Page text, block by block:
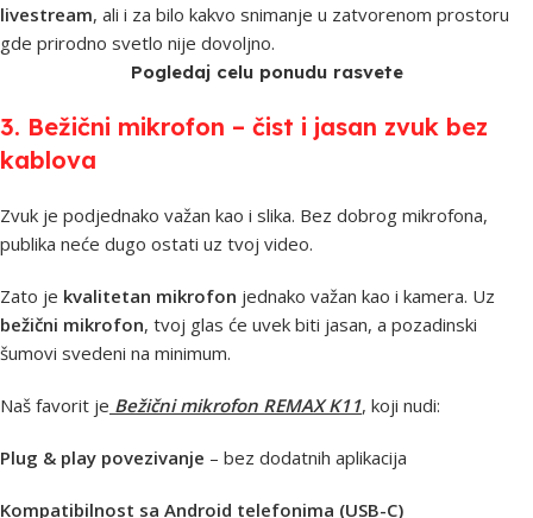
livestream, ali i za bilo kakvo snimanje u zatvorenom prostoru
gde prirodno svetlo nije dovoljno.
Pogledaj celu ponudu rasvete
3. Bežični mikrofon – čist i jasan zvuk bez
kablova
Zvuk je podjednako važan kao i slika. Bez dobrog mikrofona,
publika neće dugo ostati uz tvoj video.
Zato je kvalitetan mikrofon jednako važan kao i kamera. Uz
bežični mikrofon, tvoj glas će uvek biti jasan, a pozadinski
šumovi svedeni na minimum.
Naš favorit je Bežični mikrofon REMAX K11, koji nudi:
Plug & play povezivanje – bez dodatnih aplikacija
Kompatibilnost sa Android telefonima (USB-C)